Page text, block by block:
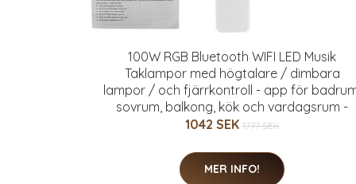
100W RGB Bluetooth WIFI LED Musik
Taklampor med högtalare / dimbara
lampor / och fjärrkontroll - app för
sovrum, balkong, kök och vardagsrum -
1042 SEK 1777 SEK
MER INFO!